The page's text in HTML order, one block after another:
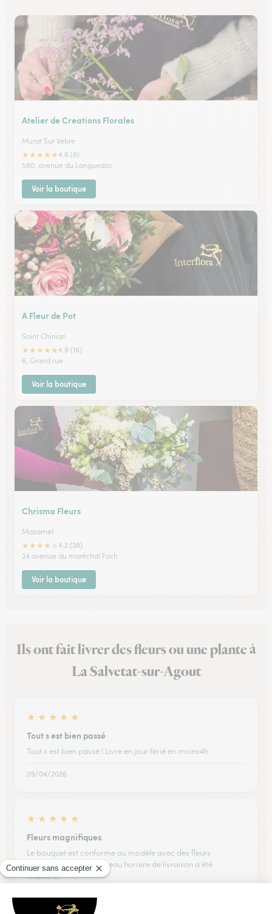
Atelier de Creations Florales
Murat Sur Vebre
★★★★★4.6 (8)
580, avenue du Languedoc
Voir la boutique
A Fleur de Pot
Saint Chinian
★★★★★4.9 (16)
6, Grand rue
Voir la boutique
Chrisma Fleurs
Mazamet
★★★★
4.2 (38)
24 avenue du maréchal Foch
Voir la boutique
Ils ont fait livrer des fleurs ou une plante à
La Salvetat-sur-Agout
★ ★ ★ ★ ★
Tout s est bien passé
Tout s est bien passé ! Livre en jour férié en moins4h
09/04/2026
★ ★ ★ ★ ★
Fleurs magnifiques
Le bouquet est conforme au modèle avec des fleurs
magnifiques., et le créneau horaire de livraison a été
respecté.
21/06/2026